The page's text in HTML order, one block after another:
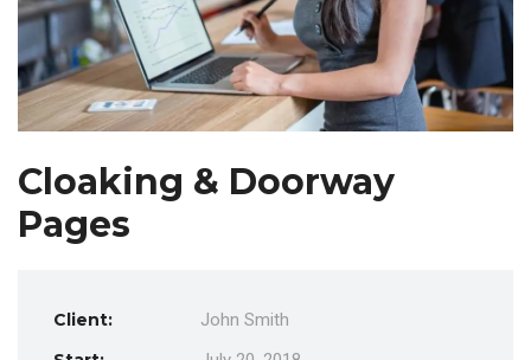
Cloaking & Doorway
Pages
Client:
John Smith